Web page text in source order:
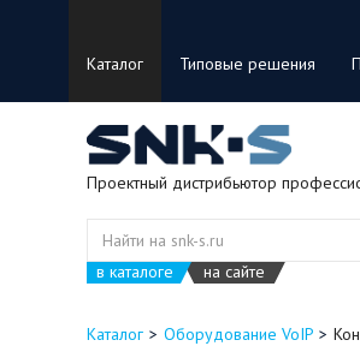
Каталог Типовые решения
Проектный дистрибьютор
в каталоге на сайте
Каталог Оборудование VoIP